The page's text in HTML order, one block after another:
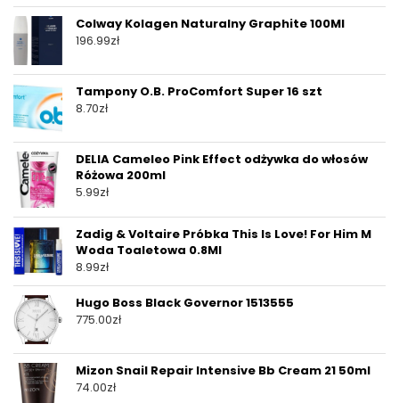
Colway Kolagen Naturalny Graphite 100Ml
196.99zł
Tampony O.B. ProComfort Super 16 szt
8.70zł
DELIA Cameleo Pink Effect odżywka do włosów
Różowa 200ml
5.99zł
Zadig & Voltaire Próbka This Is Love! For Him M
Woda Toaletowa 0.8Ml
8.99zł
Hugo Boss Black Governor 1513555
775.00zł
Mizon Snail Repair Intensive Bb Cream 21 50ml
74.00zł